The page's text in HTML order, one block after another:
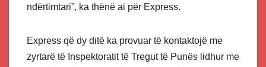
ndërtimtari”, ka thënë ai për Express.
Express që dy ditë ka provuar të kontaktojë me
zyrtarë të Inspektoratit të Tregut të Punës lidhur me